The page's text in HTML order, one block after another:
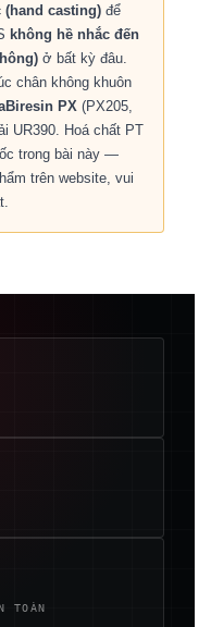
casting) để
không hề nhắc đến
ở bất kỳ đâu.
chân không khuôn
PX (PX205,
UR390. Hoá chất PT
trong bài này —
trên website, vui
TOÀN